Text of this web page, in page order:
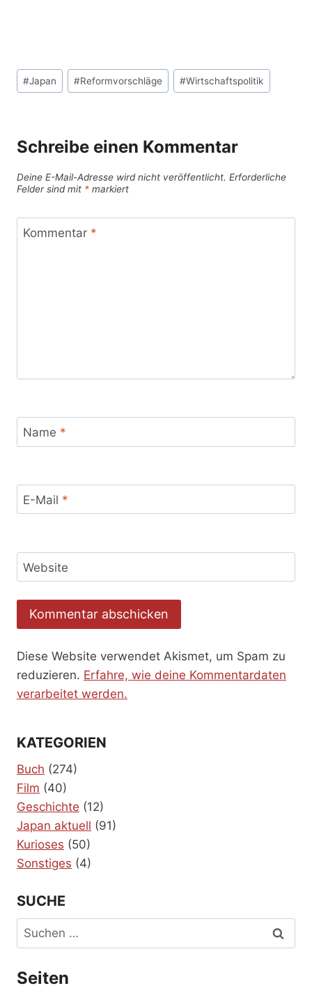
Schlagworte:
#Japan #Reformvorschläge #Wirtschaftspolitik
Schreibe einen Kommentar
Deine E-Mail-Adresse wird nicht veröffentlicht. Erforderliche
Felder sind mit * markiert
Kommentar *
Name *
E-Mail *
Website
Diese Website verwendet Akismet, um Spam zu
reduzieren. Erfahre, wie deine Kommentardaten
verarbeitet werden.
KATEGORIEN
Buch (274)
Film (40)
Geschichte (12)
Japan aktuell (91)
Kurioses (50)
Sonstiges (4)
SUCHE
Suchen
nach:
Seiten